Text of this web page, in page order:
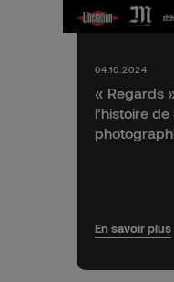
« Regards
l’histoire
04.10.2024
En savoir plus